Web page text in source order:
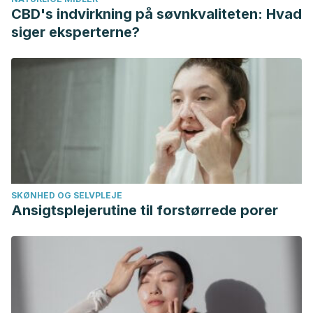
nasogastrica
Preevid: Indicación para el uso de sonda nasogástrica en
la hemorragia digestiva alta no varicosa. (n.d.). Retrieved
July 5, 2019, from
https://www.murciasalud.es/preevid/19712
CBD's indvirkning på søvnkvaliteten: Hvad
siger eksperterne?
SKØNHED OG SELVPLEJE
Ansigtsplejerutine til forstørrede porer